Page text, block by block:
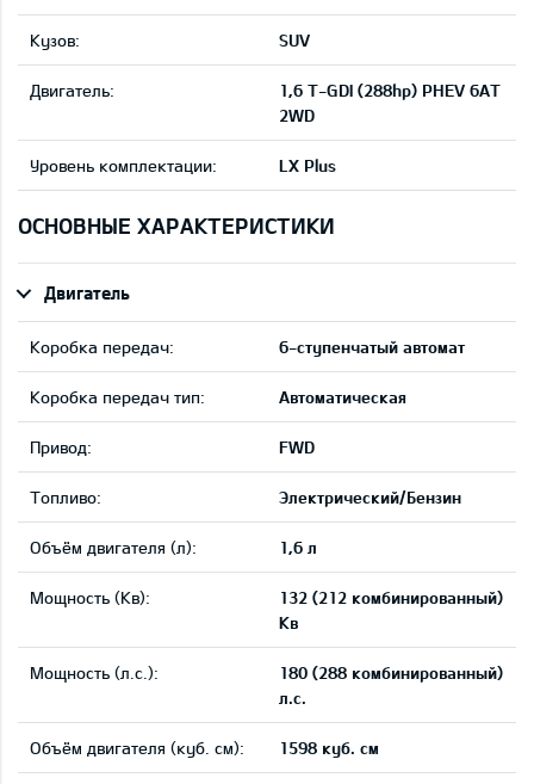
Кузов: SUV
Двигатель:
1,6 T-GDI (288hp) PHEV 6AT
2WD
Уровень комплектации: LX Plus
ОСНОВНЫЕ ХАРАКТЕРИСТИКИ
Двигатель
Коробка передач: 6-ступенчатый автомат
Коробка передач тип: Автоматическая
Привод: FWD
Tопливо: Электрический/Бензин
Объём двигателя (л): 1,6 л
Мощность (Кв):
132 (212 комбинированный)
Кв
Мощность (л.с.):
180 (288 комбинированный)
л.с.
Объём двигателя (куб. см): 1598 куб. см